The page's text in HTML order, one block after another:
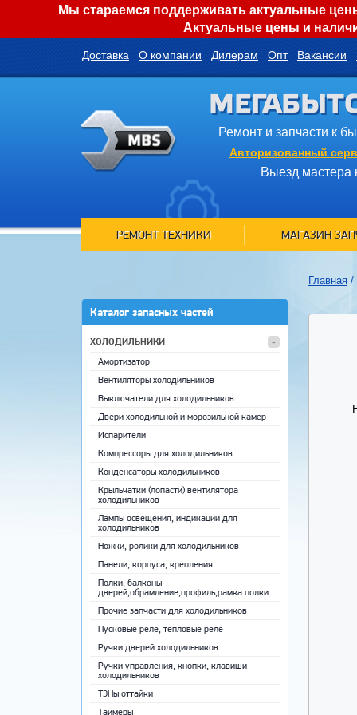
Мы стараемся поддерживать актуальные
Актуальные цены и
Доставка О компании Дилерам Опт Вакансии
Ремонт и запчасти к
Авторизованный
Выезд мастера
РЕМОНТ ТЕХНИКИ МАГАЗИН
Каталог запасных частей
ХОЛОДИЛЬНИКИ
Амортизатор
Вентиляторы холодильников
Выключатели для холодильников
Двери холодильной и морозильной камер
Испарители
Компрессоры для холодильников
Конденсаторы холодильников
Крыльчатки (лопасти) вентилятора
холодильников
Лампы освещения, индикации для
холодильников
Ножки, ролики для холодильников
Панели, корпуса, крепления
Полки, балконы
дверей,обрамление,профиль,рамка полки
Прочие запчасти для холодильников
Пусковые реле, тепловые реле
Ручки дверей холодильников
Ручки управления, кнопки, клавиши
холодильников
ТЭНы оттайки
Таймеры
Главная /